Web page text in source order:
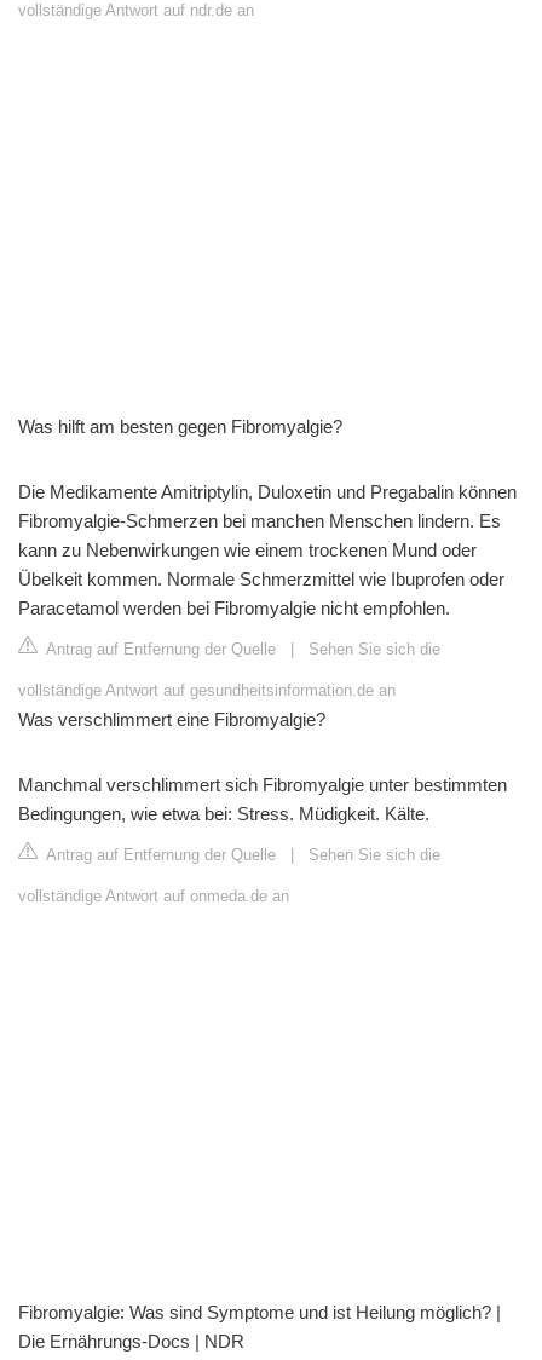
vollständige Antwort auf ndr.de an
Was hilft am besten gegen Fibromyalgie?
Die Medikamente Amitriptylin, Duloxetin und Pregabalin können
Fibromyalgie-Schmerzen bei manchen Menschen lindern. Es
kann zu Nebenwirkungen wie einem trockenen Mund oder
Übelkeit kommen. Normale Schmerzmittel wie Ibuprofen oder
Paracetamol werden bei Fibromyalgie nicht empfohlen.
Antrag auf Entfernung der Quelle Sehen Sie sich die
vollständige Antwort auf gesundheitsinformation.de an
Was verschlimmert eine Fibromyalgie?
Manchmal verschlimmert sich Fibromyalgie unter bestimmten
Bedingungen, wie etwa bei: Stress. Müdigkeit. Kälte.
Antrag auf Entfernung der Quelle Sehen Sie sich die
vollständige Antwort auf onmeda.de an
Fibromyalgie: Was sind Symptome und ist Heilung möglich? |
Die Ernährungs-Docs | NDR